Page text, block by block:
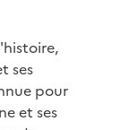
ses
pour
et ses